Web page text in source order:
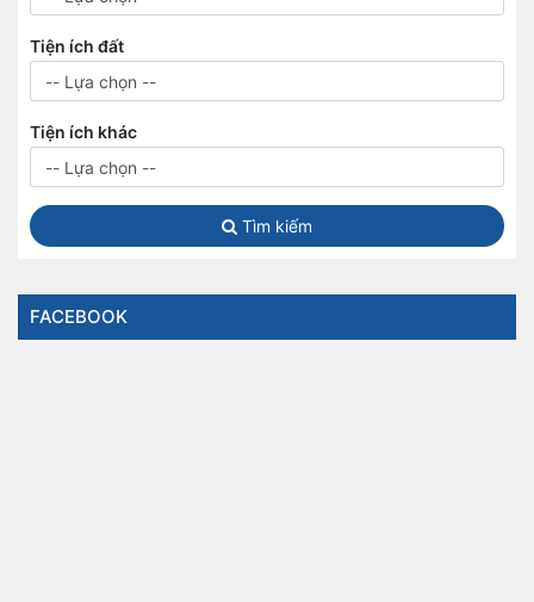
Tiện ích đất
Tiện ích khác
Tìm kiếm
FACEBOOK